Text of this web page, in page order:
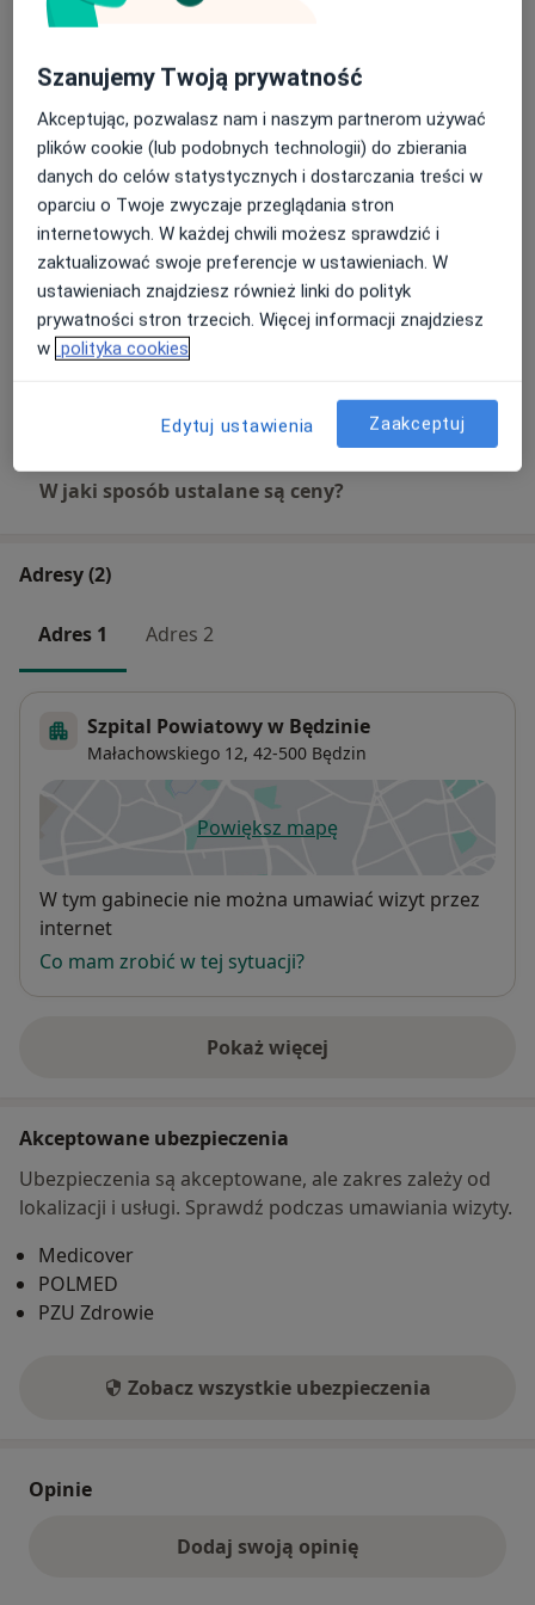
Od 200 zł
Konsultacja proktologiczna
200 zł Szczegóły
Kolonoskopia
Od 600 zł Szczegóły
Kolonoskopia w znieczuleniu
850 zł Szczegóły
Kolonoskopia z polipektomią
W jaki sposób ustalane są ceny?
Adresy (2)
Adres 1 Adres 2
Szpital Powiatowy w Będzinie
Małachowskiego 12, 42-500 Będzin
Powiększ mapęotwiera się w nowej karcie
Dostępność
W tym gabinecie nie można umawiać wizyt przez
internet
Co mam zrobić w tej sytuacji?
Pokaż więcej
o adresie
Akceptowane ubezpieczenia
Ubezpieczenia są akceptowane, ale zakres zależy od
lokalizacji i usługi. Sprawdź podczas umawiania wizyty.
Medicover
POLMED
PZU Zdrowie
Zobacz wszystkie ubezpieczenia
Opinie
Dodaj swoją opinię
Szanujemy Twoją prywatność
Akceptując, pozwalasz nam i naszym partnerom używać
plików cookie (lub podobnych technologii) do zbierania
danych do celów statystycznych i dostarczania treści w
oparciu o Twoje zwyczaje przeglądania stron
internetowych. W każdej chwili możesz sprawdzić i
zaktualizować swoje preferencje w ustawieniach. W
ustawieniach znajdziesz również linki do polityk
prywatności stron trzecich. Więcej informacji znajdziesz
w polityka cookies
Edytuj ustawienia Zaakceptuj